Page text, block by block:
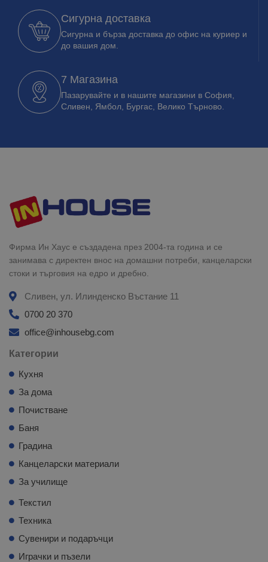
Сигурна доставка
Сигурна и бърза доставка до офис на куриер и
до вашия дом.
7 Магазина
Пазарувайте и в нашите магазини в София,
Сливен, Ямбол, Бургас, Велико Търново.
Фирма Ин Хаус е създадена през 2004-та година и се
занимава с директен внос на домашни потреби, канцеларски
стоки и търговия на едро и дребно.
Сливен, ул. Илинденско Въстание 11
0700 20 370
office@inhousebg.com
Категории
Кухня
За дома
Почистване
Баня
Градина
Канцеларски материали
За училище
Текстил
Техника
Сувенири и подаръчци
Играчки и пъзели